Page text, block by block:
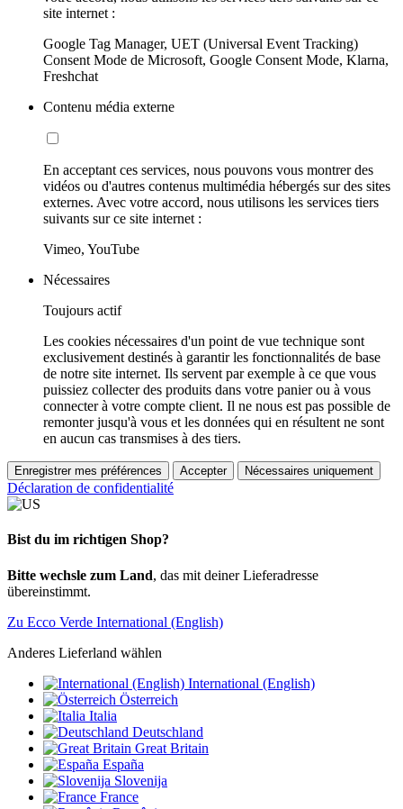
site internet :
Google Tag Manager, UET (Universal Event Tracking)
Consent Mode de Microsoft, Google Consent Mode, Klarna,
Freshchat
Contenu média externe
En acceptant ces services, nous pouvons vous montrer des
vidéos ou d'autres contenus multimédia hébergés sur des sites
externes. Avec votre accord, nous utilisons les services tiers
suivants sur ce site internet :
Vimeo, YouTube
Nécessaires
Toujours actif
Les cookies nécessaires d'un point de vue technique sont
exclusivement destinés à garantir les fonctionnalités de base
de notre site internet. Ils servent par exemple à ce que vous
puissiez collecter des produits dans votre panier ou à vous
connecter à votre compte client. Il ne nous est pas possible de
remonter jusqu'à vous et les données qui en résultent ne sont
en aucun cas transmises à des tiers.
Enregistrer mes préférences Accepter Nécessaires uniquement
Déclaration de confidentialité
Bist du im richtigen Shop?
Bitte wechsle zum Land, das mit deiner Lieferadresse
übereinstimmt.
Zu Ecco Verde International (English)
Anderes Lieferland wählen
International (English)
Österreich
Italia
Deutschland
Great Britain
España
Slovenija
France